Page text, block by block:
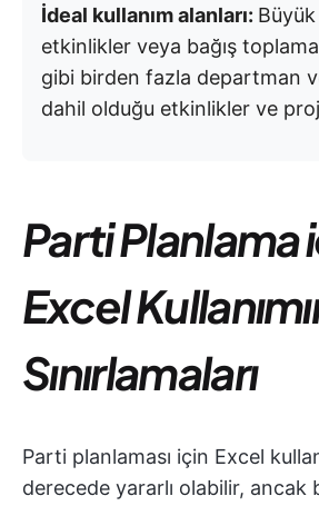
İdeal kullanım alanları:
etkinlikler veya bağış
gibi birden fazla departman
dahil olduğu etkinlikler ve
Parti Planlama
Excel
Sınırlamaları
Parti planlaması için Excel
derecede yararlı olabilir, ancak